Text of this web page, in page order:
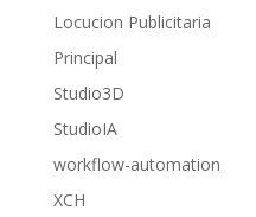
Locucion Publicitaria
Principal
Studio3D
StudioIA
workflow-automation
XCH